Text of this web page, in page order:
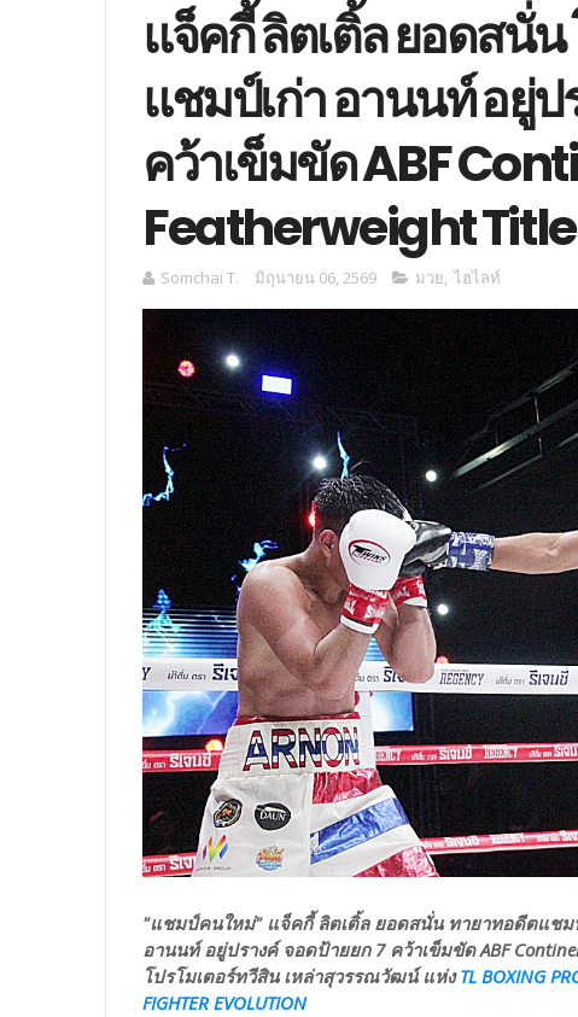
แจ็คกี้ ลิตเติ้ล ยอดสนั่
แชมป์เก่า อานนท์ อยู่ป
คว้าเข็มขัด ABF
Featherweight Title
Somchai T. มิถุนายน 06, 2569 มวย, ไฮไลท์
"แชมป์คนใหม่" แจ็คกี้ ลิตเติ้ล ยอดสนั่น ทายาทอดีตแช
อานนท์ อยู่ปรางค์ จอดป้ายยก 7 คว้าเข็มขัด ABF
โปรโมเตอร์ทวีสิน เหล่าสุวรรณวัฒน์ แห่งTL BOXING
FIGHTER EVOLUTION